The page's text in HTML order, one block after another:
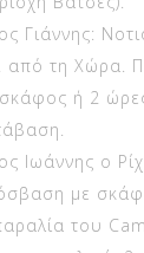
από τη Χώρα.
ή 2
Ιωάννης ο
με
του
2